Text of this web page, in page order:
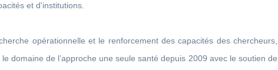
et d'institutions.
opérationnelle et le renforcement des capacités des chercheurs,
domaine de l’approche une seule santé depuis 2009 avec le soutien de